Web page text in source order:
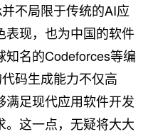
不局限于传统的AI应
表现，也为中国的软件
名的Codeforces等编
码生成能力不仅高
足现代应用软件开发
。这一点，无疑将大大